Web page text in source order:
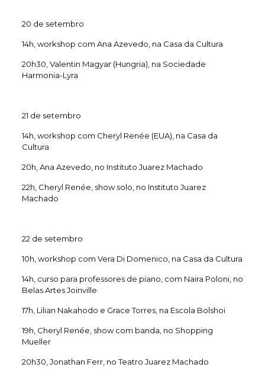
20 de setembro
14h, workshop com Ana Azevedo, na Casa da Cultura
20h30, Valentin Magyar (Hungria), na Sociedade
Harmonia-Lyra
21 de setembro
14h, workshop com Cheryl Renée (EUA), na Casa da
Cultura
20h, Ana Azevedo, no Instituto Juarez Machado
22h, Cheryl Renée, show solo, no Instituto Juarez
Machado
22 de setembro
10h, workshop com Vera Di Domenico, na Casa da Cultura
14h, curso para professores de piano, com Naira Poloni, no
Belas Artes Joinville
17h, Lilian Nakahodo e Grace Torres, na Escola Bolshoi
19h, Cheryl Renée, show com banda, no Shopping
Mueller
20h30, Jonathan Ferr, no Teatro Juarez Machado